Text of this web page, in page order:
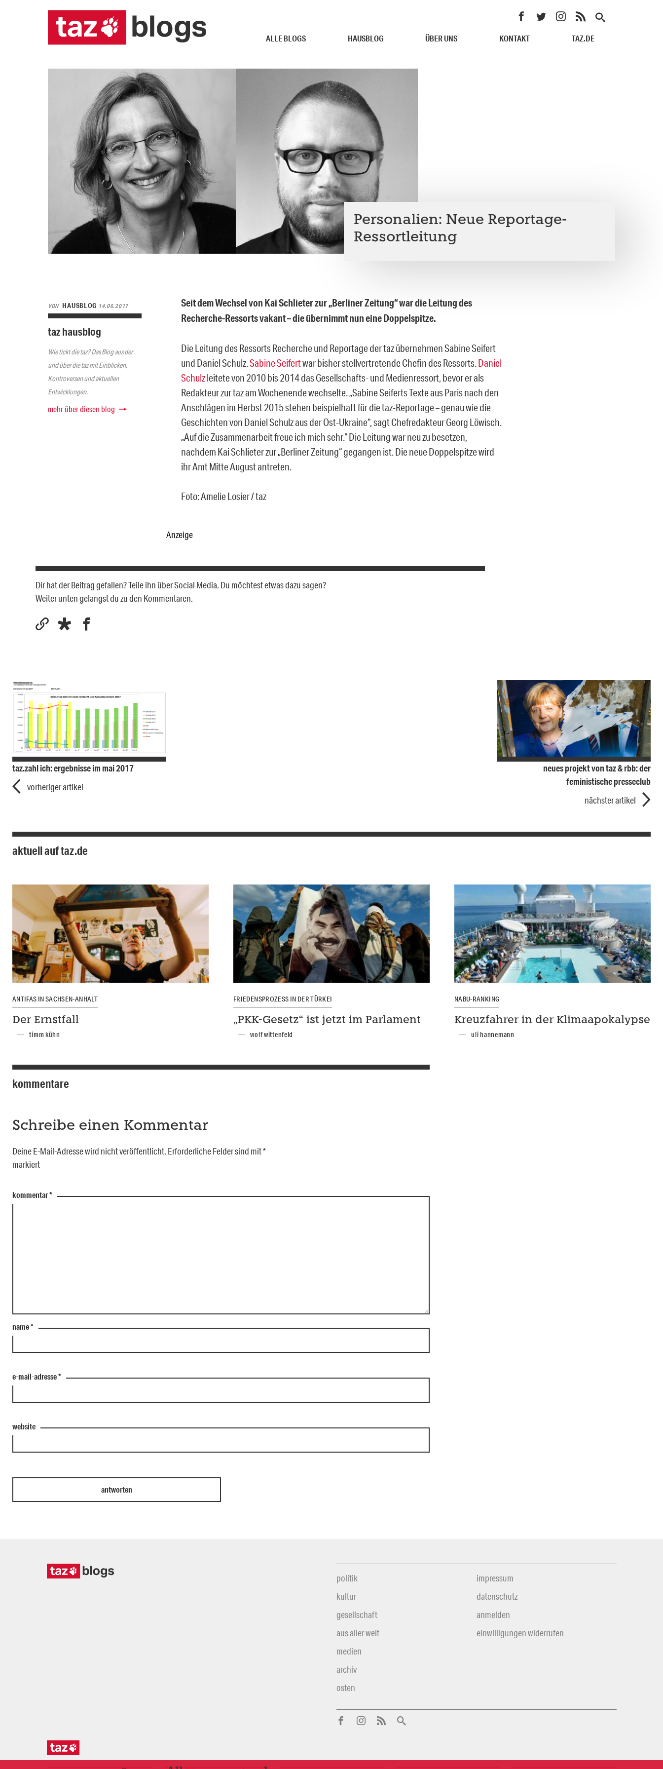
ALLE BLOGS HAUSBLOG ÜBER UNS KONTAKT TAZ.DE
Personalien: Neue Reportage-
Ressortleitung
VON HAUSBLOG 14.06.2017
taz hausblog
Wie tickt die taz? Das Blog aus der
und über die taz mit Einblicken,
Kontroversen und aktuellen
Entwicklungen.
mehr über diesen blog
Seit dem Wechsel von Kai Schlieter zur „Berliner Zeitung“ war die Leitung des
Recherche-Ressorts vakant – die übernimmt nun eine Doppelspitze.
Die Leitung des Ressorts Recherche und Reportage der taz übernehmen Sabine Seifert
und Daniel Schulz.Sabine Seifertwar bisher stellvertretende Chefin des Ressorts.Daniel
Schulzleitete von 2010 bis 2014 das Gesellschafts- und Medienressort, bevor er als
Redakteur zur taz am Wochenende wechselte. „Sabine Seiferts Texte aus Paris nach den
Anschlägen im Herbst 2015 stehen beispielhaft für die taz-Reportage – genau wie die
Geschichten von Daniel Schulz aus der Ost-Ukraine“, sagt Chefredakteur Georg Löwisch.
„Auf die Zusammenarbeit freue ich mich sehr.“ Die Leitung war neu zu besetzen,
nachdem Kai Schlieter zur „Berliner Zeitung“ gegangen ist. Die neue Doppelspitze wird
ihr Amt Mitte August antreten.
Foto: Amelie Losier / taz
Anzeige
Dir hat der Beitrag gefallen? Teile ihn über Social Media. Du möchtest etwas dazu sagen?
Weiter unten gelangst du zu den Kommentaren.
taz.zahl ich: ergebnisse im mai 2017
vorheriger artikel
neues projekt von taz & rbb: der
feministische presseclub
nächster artikel
aktuell auf taz.de
ANTIFAS IN SACHSEN-ANHALT
Der Ernstfall
timm kühn
FRIEDENSPROZESS IN DER TÜRKEI
„PKK-Gesetz“ ist jetzt im Parlament
wolf wittenfeld
NABU-RANKING
Kreuzfahrer in der Klimaapokalypse
uli hannemann
kommentare
Schreibe einen Kommentar
Deine E-Mail-Adresse wird nicht veröffentlicht. Erforderliche Felder sind mit*
markiert
kommentar*
name*
e-mail-adresse*
website
politik
kultur
gesellschaft
aus aller welt
medien
archiv
osten
impressum
datenschutz
anmelden
einwilligungen widerrufen